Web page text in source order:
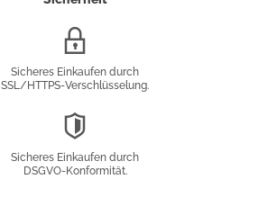
Sicheres Einkaufen durch
SSL/HTTPS-Verschlüsselung.
Sicheres Einkaufen durch
DSGVO-Konformität.